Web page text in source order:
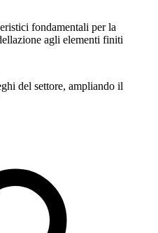
fondamentali per la
agli elementi finiti
del settore, ampliando il